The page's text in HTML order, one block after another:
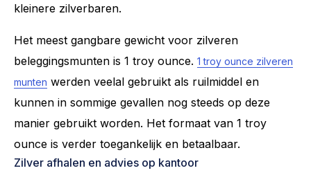
kleinere zilverbaren.
Het meest gangbare gewicht voor zilveren
beleggingsmunten is 1 troy ounce. 1 troy ounce zilveren
munten werden veelal gebruikt als ruilmiddel en
kunnen in sommige gevallen nog steeds op deze
manier gebruikt worden. Het formaat van 1 troy
ounce is verder toegankelijk en betaalbaar.
Zilver afhalen en advies op kantoor